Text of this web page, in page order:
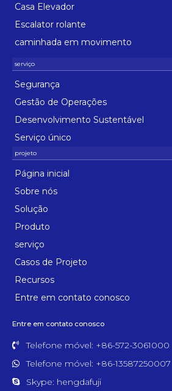
Casa Elevador
Escalator rolante
caminhada em movimento
Segurança
Gestão de Operações
Desenvolvimento Sustentável
Serviço único
Página inicial
Sobre nós
Solução
Produto
serviço
Casos de Projeto
Recursos
Entre em contato conosco
Entre em contato conosco
Telefone móvel: +86-572-3061000
Telefone móvel: +86-13587250007
Skype: hengdafuji